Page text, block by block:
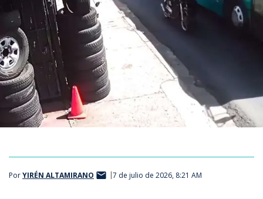
PorYIRÉN ALTAMIRANO 7 de julio de 2026, 8:21 AM